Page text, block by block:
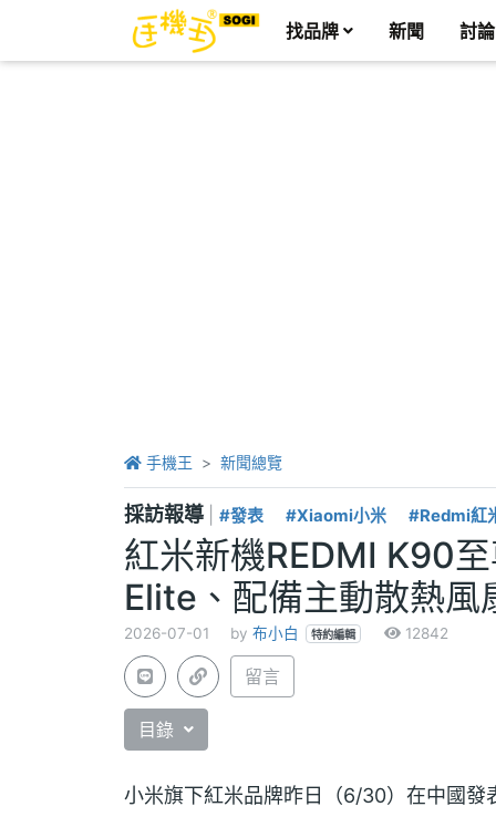
找品牌 新聞 討論
手機王 新聞總覽
採訪報導 #發表 #Xiaomi小米 #Redmi紅
紅米新機REDMI K90
Elite、配備主動散熱風
2026-07-01 by 布小白 特約編輯 12842
留言
目錄
小米旗下紅米品牌昨日（6/30）在中國